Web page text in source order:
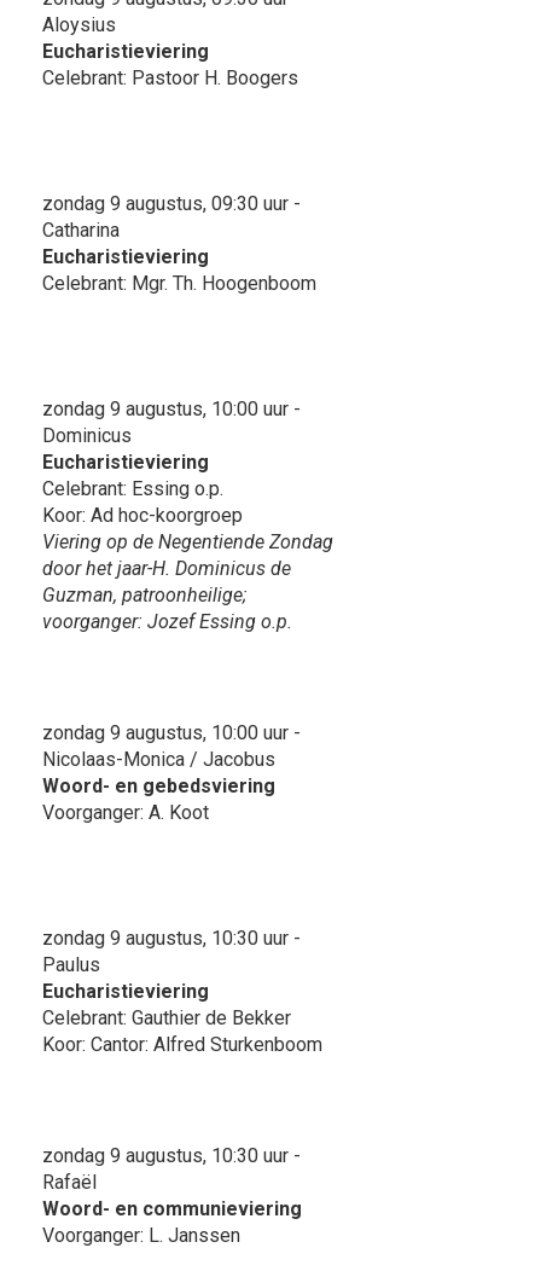
Aloysius
Eucharistieviering
Celebrant: Pastoor H. Boogers
zondag 9 augustus, 09:30 uur -
Catharina
Eucharistieviering
Celebrant: Mgr. Th. Hoogenboom
zondag 9 augustus, 10:00 uur -
Dominicus
Eucharistieviering
Celebrant: Essing o.p.
Koor: Ad hoc-koorgroep
Viering op de Negentiende Zondag
door het jaar-H. Dominicus de
Guzman, patroonheilige;
voorganger: Jozef Essing o.p.
zondag 9 augustus, 10:00 uur -
Nicolaas-Monica / Jacobus
Woord- en gebedsviering
Voorganger: A. Koot
zondag 9 augustus, 10:30 uur -
Paulus
Eucharistieviering
Celebrant: Gauthier de Bekker
Koor: Cantor: Alfred Sturkenboom
zondag 9 augustus, 10:30 uur -
Rafaël
Woord- en communieviering
Voorganger: L. Janssen